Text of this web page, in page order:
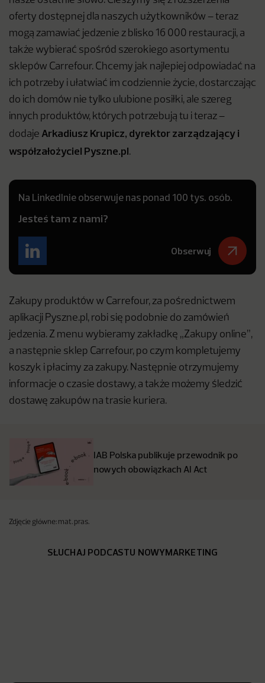
oferty dostępnej dla naszych użytkowników – teraz
mogą zamawiać jedzenie z blisko 16 000 restauracji, a
także wybierać spośród szerokiego asortymentu
sklepów Carrefour. Chcemy jak najlepiej odpowiadać na
ich potrzeby i ułatwiać im codziennie życie, dostarczając
do ich domów nie tylko ulubione posiłki, ale szereg
innych produktów, których potrzebują tu i teraz –
dodaje Arkadiusz Krupicz, dyrektor zarządzający i
współzałożyciel Pyszne.pl.
Na LinkedInie obserwuje nas ponad 100 tys. osób.
Jesteś tam z nami?
Obserwuj
Zakupy produktów w Carrefour, za pośrednictwem
aplikacji Pyszne.pl, robi się podobnie do zamówień
jedzenia. Z menu wybieramy zakładkę „Zakupy online”,
a następnie sklep Carrefour, po czym kompletujemy
koszyk i płacimy za zakupy. Następnie otrzymujemy
informacje o czasie dostawy, a także możemy śledzić
dostawę zakupów na trasie kuriera.
IAB Polska publikuje przewodnik po
nowych obowiązkach AI Act
Zdjęcie główne: mat. pras.
SŁUCHAJ PODCASTU NOWYMARKETING